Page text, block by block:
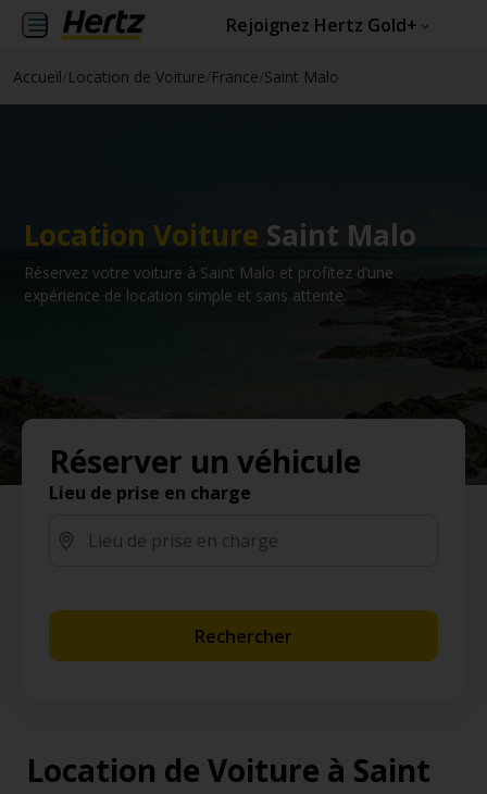
Rejoignez Hertz Gold+
Accueil Location de Voiture France Saint Malo
Location Voiture Saint Malo
Réservez votre voiture à Saint Malo et profitez d’une
expérience de location simple et sans attente.
Réserver un véhicule
Lieu de prise en charge
Rechercher
Location de Voiture à Saint